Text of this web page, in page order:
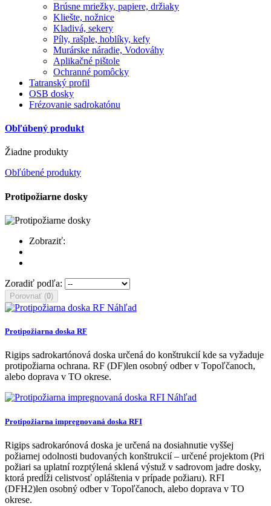
Brúsne mriežky, papiere, držiaky
Kliešte, nožnice
Kladivá, sekery
Píly, rašple, hoblíky, kefy
Murárske náradie, Vodováhy
Aplikačné pištole
Ochranné pomôcky
Tatranský profil
OSB dosky
Frézovanie sadrokatónu
Obľúbený produkt
Žiadne produkty
Obľúbené produkty
Protipožiarne dosky
Zobraziť:
Zoradiť podľa:
Porovnať (0)
Náhľad
Protipožiarna doska RF
Rigips sadrokartónová doska určená do konštrukcií kde sa vyžaduje
protipožiarna ochrana. RF (DF)len osobný odber v Topoľčanoch,
alebo doprava v TO okrese.
Náhľad
Protipožiarna impregnovaná doska RFI
Rigips sadrokarónová doska je určená na dosiahnutie vyššej
požiarnej odolnosti budovaných konštrukcií – určené projektom (Pri
požiari sa uplatní rozptýlená sklená výstuž v sadrovom jadre dosky,
ktorá predĺži celistvosť opláštenia v prípade požiaru). RFI
(DFH2)len osobný odber v Topoľčanoch, alebo doprava v TO
okrese.